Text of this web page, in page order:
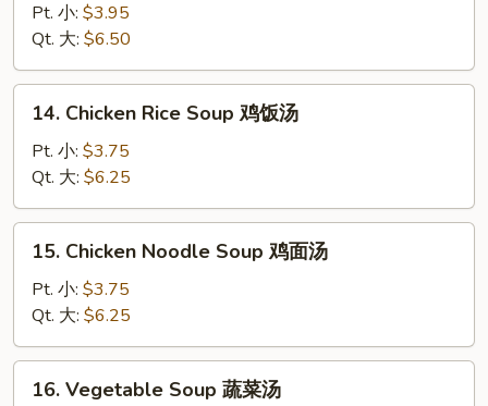
Sour
酸
Pt. 小: $3.95
Qt. 大: $6.50
Chicken
Rice
Soup
鸡
饭
14. Chicken Rice Soup 鸡饭汤
Pt. 小: $3.75
Qt. 大: $6.25
Chicken
Noodle
Soup
鸡
面
15. Chicken Noodle Soup 鸡面汤
Pt. 小: $3.75
Qt. 大: $6.25
Vegetable
16. Vegetable Soup 蔬菜汤